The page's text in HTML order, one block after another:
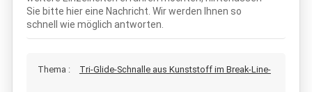
Sie bitte hier eine Nachricht. Wir werden Ihnen so
schnell wie möglich antworten.
Thema : Tri-Glide-Schnalle aus Kunststoff im Break-Line-